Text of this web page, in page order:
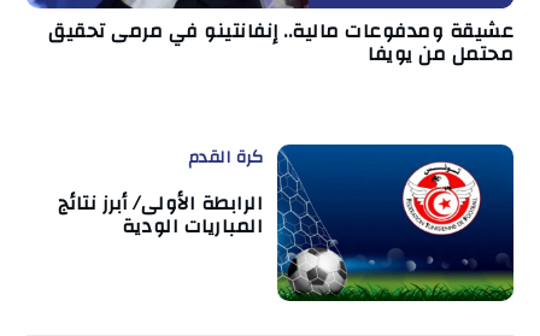
عشيقة ومدفوعات مالية.. إنفانتينو في مرمى تحقيق
محتمل من يويفا
كرة القدم
الرابطة الأولى/ أبرز نتائج
المباريات الودية